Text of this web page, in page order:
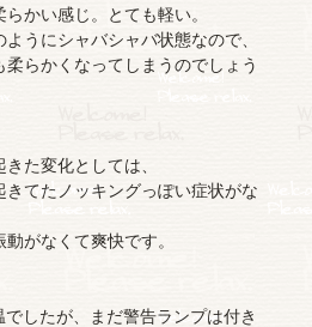
かい感じ。とても軽い。
うにシャバシャバ状態なので、
らかくなってしまうのでしょう
た変化としては、
きてたノッキングっぽい症状がな
がなくて爽快です。
したが、まだ警告ランプは付き